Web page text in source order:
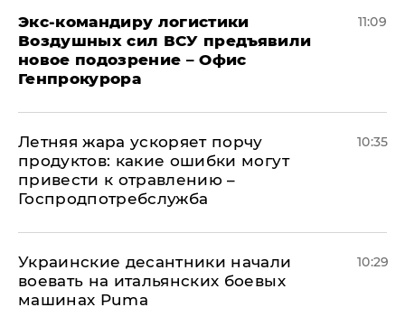
Экс-командиру логистики
Воздушных сил ВСУ предъявили
новое подозрение – Офис
Генпрокурора
11:09
Летняя жара ускоряет порчу
продуктов: какие ошибки могут
привести к отравлению –
Госпродпотребслужба
10:35
Украинские десантники начали
воевать на итальянских боевых
машинах Puma
10:29